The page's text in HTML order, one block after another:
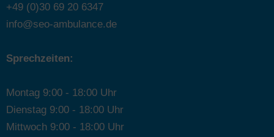
+49 (0)30 69 20 6347
info@seo-ambulance.de
Sprechzeiten:
Montag 9:00 - 18:00 Uhr
Dienstag 9:00 - 18:00 Uhr
Mittwoch 9:00 - 18:00 Uhr